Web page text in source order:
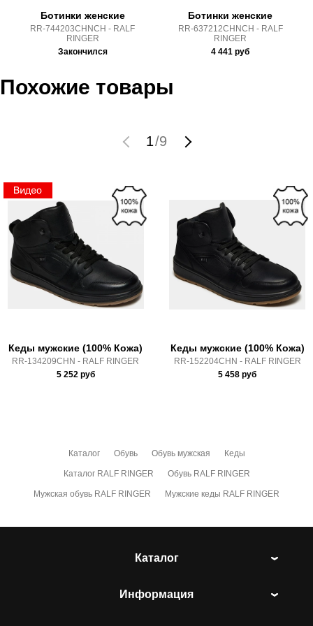
Ботинки женские
RR-744203CHNCH - RALF
RINGER
Закончился
Ботинки женские
RR-637212CHNCH - RALF
RINGER
4 441 руб
Похожие товары
1/9
Кеды мужские (100% Кожа)
RR-134209CHN - RALF RINGER
5 252 руб
Кеды мужские (100% Кожа)
RR-152204CHN - RALF RINGER
5 458 руб
Каталог Обувь Обувь мужская Кеды
Каталог RALF RINGER Обувь RALF RINGER
Мужская обувь RALF RINGER Мужские кеды RALF RINGER
Каталог
Информация